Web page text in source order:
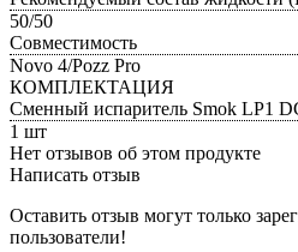
50/50
Совместимость
Novo 4/Pozz Pro
КОМПЛЕКТАЦИЯ
Сменный испаритель Smok LP1
1 шт
Нет отзывов об этом продукте
Написать отзыв
Оставить отзыв могут только
пользователи!